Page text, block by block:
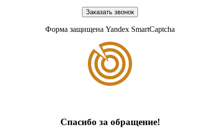
Заказать звонок
Форма защищена Yandex SmartCaptcha
Спасибо за обращение!